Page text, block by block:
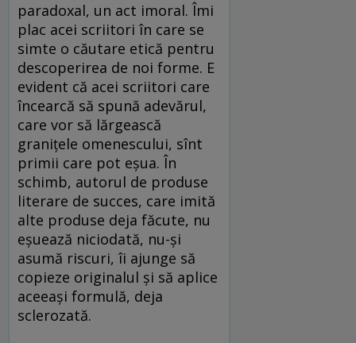
paradoxal, un act imoral. Îmi
plac acei scriitori în care se
simte o căutare etică pentru
descoperirea de noi forme. E
evident că acei scriitori care
încearcă să spună adevărul,
care vor să lărgească
graniţele omenescului, sînt
primii care pot eşua. În
schimb, autorul de produse
literare de succes, care imită
alte produse deja făcute, nu
eşuează niciodată, nu-şi
asumă riscuri, îi ajunge să
copieze originalul şi să aplice
aceeaşi formulă, deja
sclerozată.